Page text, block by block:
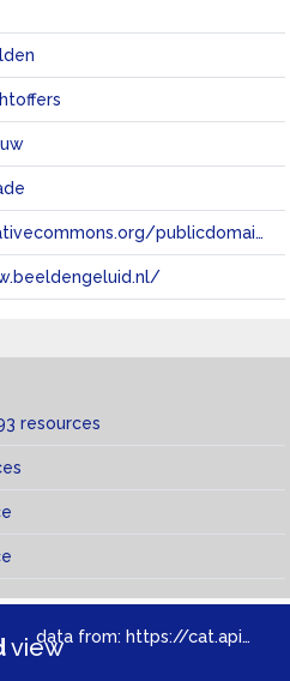
https://creativecommons.org/publicdomain/zero/1.0/
resources
viewdata from: https://cat.apis.beeldengeluid.nl/sparql